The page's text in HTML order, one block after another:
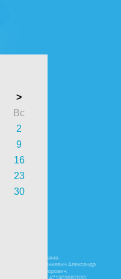
>
Вс
2
9
16
23
30